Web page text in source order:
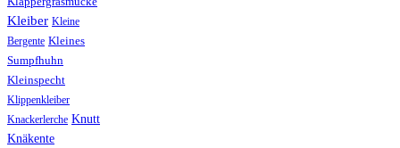
Kleiber Kleine
Bergente Kleines
Sumpfhuhn
Kleinspecht
Klippenkleiber
Knackerlerche Knutt
Knäkente